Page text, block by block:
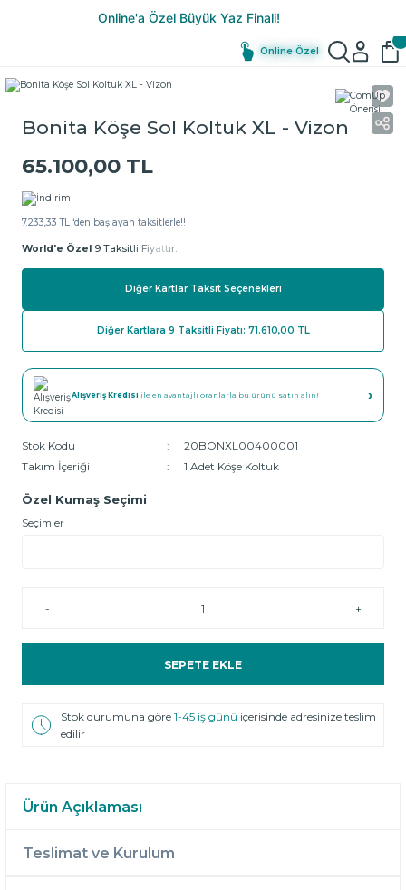
Online Özel
Bonita Köşe Sol Koltuk XL - Vizon
65.100,00 TL
7.233,33 TL ‘den başlayan taksitlerle!!
World'e Özel 9 Taksitli Fiyattır.
Diğer Kartlar Taksit Seçenekleri
Diğer Kartlara 9 Taksitli Fiyatı: 71.610,00 TL
Alışveriş Kredisi ile en avantajlı oranlarla bu ürünü satın alın! ›
Stok Kodu
20BONXL00400001
Takım İçeriği
1 Adet Köşe Koltuk
Özel Kumaş Seçimi
Seçimler
- +
SEPETE EKLE
Stok durumuna göre1-45 iş günü içerisinde adresinize teslim
edilir
Ürün Açıklaması
Teslimat ve Kurulum